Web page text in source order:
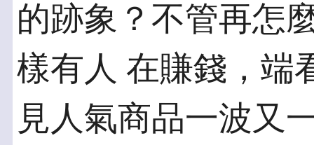
的跡象？不管再怎
樣有人 在賺錢，端
見人氣商品一波又